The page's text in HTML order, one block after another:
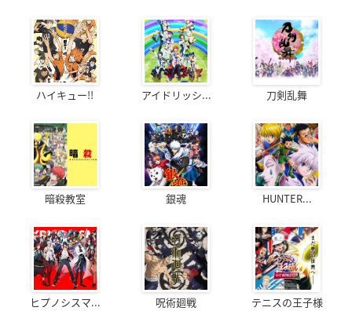
ハイキュー!! アイドリッシ... 刀剣乱舞
暗殺教室 銀魂 HUNTER...
ヒプノシスマ... 呪術廻戦 テニスの王子様